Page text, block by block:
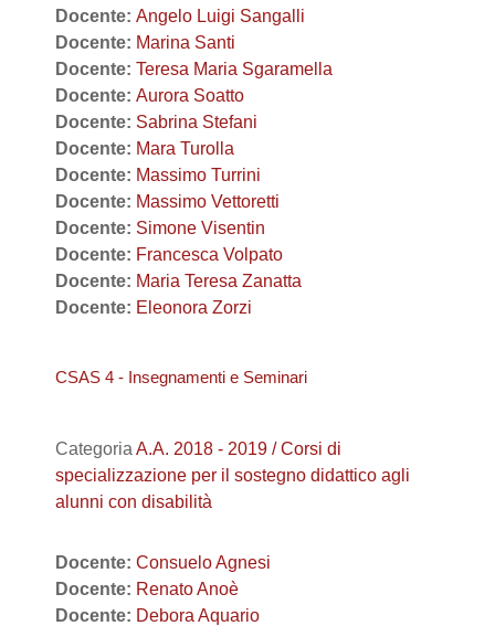
Docente: Angelo Luigi Sangalli
Docente: Marina Santi
Docente: Teresa Maria Sgaramella
Docente: Aurora Soatto
Docente: Sabrina Stefani
Docente: Mara Turolla
Docente: Massimo Turrini
Docente: Massimo Vettoretti
Docente: Simone Visentin
Docente: Francesca Volpato
Docente: Maria Teresa Zanatta
Docente: Eleonora Zorzi
CSAS 4 - Insegnamenti e Seminari
Categoria A.A. 2018 - 2019 / Corsi di
specializzazione per il sostegno didattico agli
alunni con disabilità
Docente: Consuelo Agnesi
Docente: Renato Anoè
Docente: Debora Aquario